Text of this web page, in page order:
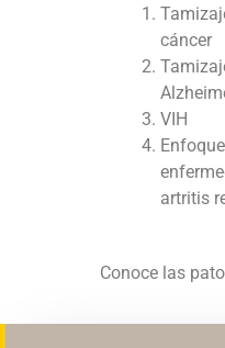
cáncer
VIH
artritis
Conoce las